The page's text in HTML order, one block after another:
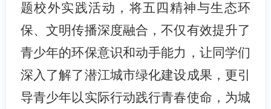
题校外实践活动，将五四精神与生态环
保、文明传播深度融合，不仅有效提升了
青少年的环保意识和动手能力，让同学们
深入了解了潜江城市绿化建设成果，更引
导青少年以实际行动践行青春使命，为城